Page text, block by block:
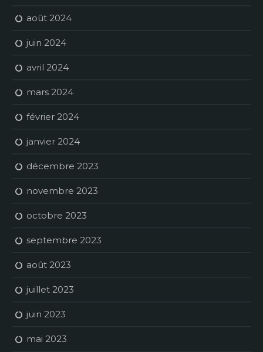
août 2024
juin 2024
avril 2024
mars 2024
février 2024
janvier 2024
décembre 2023
novembre 2023
octobre 2023
septembre 2023
août 2023
juillet 2023
juin 2023
mai 2023